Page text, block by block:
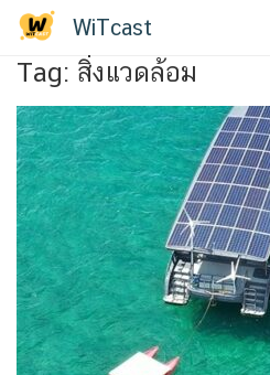
Skip
content
WiTcast
Tag: สิ่งแวดล้อม